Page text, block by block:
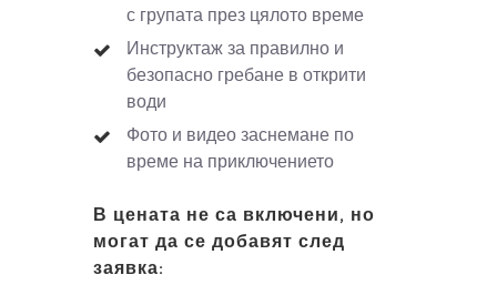
с групата през цялото време
Инструктаж за правилно и
безопасно гребане в открити
води
Фото и видео заснемане по
време на приключението
В цената не са включени, но
могат да се добавят след
заявка: